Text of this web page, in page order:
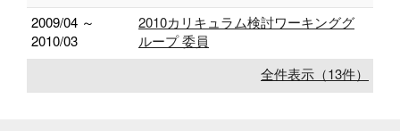
2009/04 ～
2010/03
2010カリキュラム検討ワーキンググ
ループ 委員
全件表示（13件）